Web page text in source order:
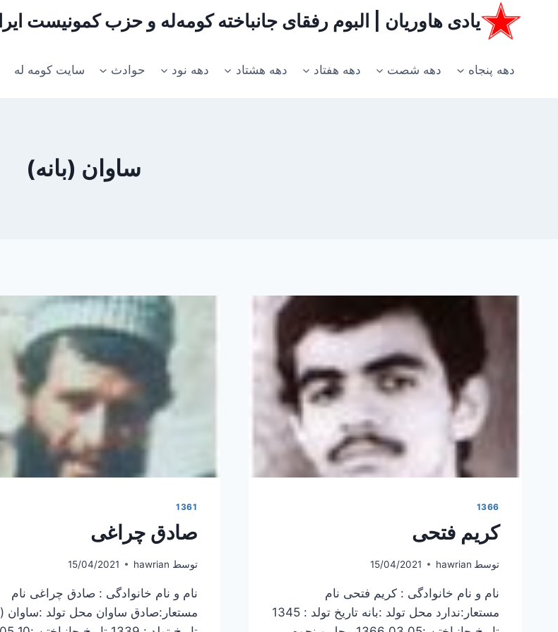
یادی هاوریان | البوم رفقای جانباخته کومه‌له و حزب کمونیست
دهه پنجاه دهه شصت دهه هفتاد دهه هشتاد دهه نود حوادث سایت کومه له
ساوان (بانه)
1366
کریم فتحی
توسط hawrian
15/04/2021
نام و نام خانوادگی : کریم فتحی نام
مستعار:ندارد محل تولد :بانه تاریخ تولد : 1345
1361
صادق چراغی
توسط hawrian
15/04/2021
نام و نام خانوادگی : صادق چراغی نام
مستعار:صادق ساوان محل تولد :ساوان